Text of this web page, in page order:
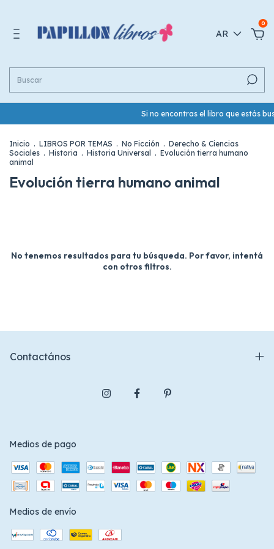
AR
0
Si no encontras el libro que estás
Inicio . LIBROS POR TEMAS . No Ficción . Derecho & Ciencias
Sociales . Historia . Historia Universal . Evolución tierra humano
animal
Evolución tierra humano animal
No tenemos resultados para tu búsqueda. Por favor, intentá
con otros filtros.
Contactános
Medios de pago
Medios de envío